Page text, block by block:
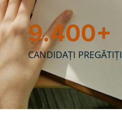
9.400+
CANDIDAȚI PREGĂTIȚI